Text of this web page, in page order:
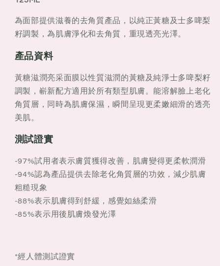
亮
采
膜
125ML
亮
采
為面部提供滋養的去角質產品，以純正黃糖及士多啤梨
籽調製，為肌膚淨化和去角質，重現透亮光澤。
產品資料
黃糖滋潤亮采面膜以性質滋潤的黃糖及純淨士多啤梨籽
調製，嶄新配方適用於所有類型肌膚。能溶解臉上老化
角質層，同時為肌膚保濕，瞬間呈現更柔嫩細滑的透亮
美肌。
測試證實
-97%試用者表示膚質獲得改善，肌膚變得更柔軟潤滑
-94%認為產品提供去除老化角質層的功效，減少肌膚
粗糙現象
-88%表示肌膚得到舒緩，感覺如絲柔滑
-85%表示用後肌膚煥發光澤
*經人體測試證實